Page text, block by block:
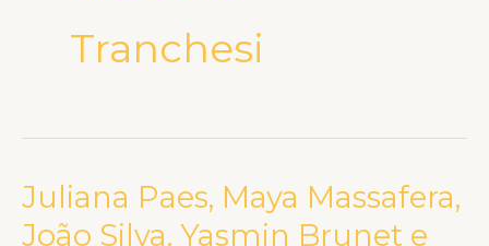
Tranchesi
Juliana Paes, Maya Massafera,
João Silva, Yasmin Brunet e
Juliana
Paes,